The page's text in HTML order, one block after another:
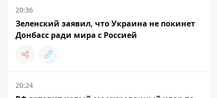
20:36
Зеленский заявил, что Украина не покинет
Донбасс ради мира с Россией
20:24